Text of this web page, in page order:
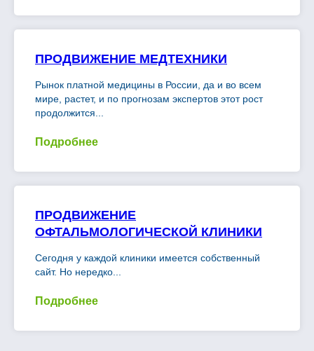
ПРОДВИЖЕНИЕ МЕДТЕХНИКИ
Рынок платной медицины в России, да и во всем
мире, растет, и по прогнозам экспертов этот рост
продолжится...
Подробнее
ПРОДВИЖЕНИЕ
ОФТАЛЬМОЛОГИЧЕСКОЙ КЛИНИКИ
Сегодня у каждой клиники имеется собственный
сайт. Но нередко...
Подробнее